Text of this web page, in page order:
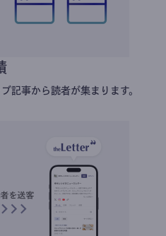
記事から読者が集まります。